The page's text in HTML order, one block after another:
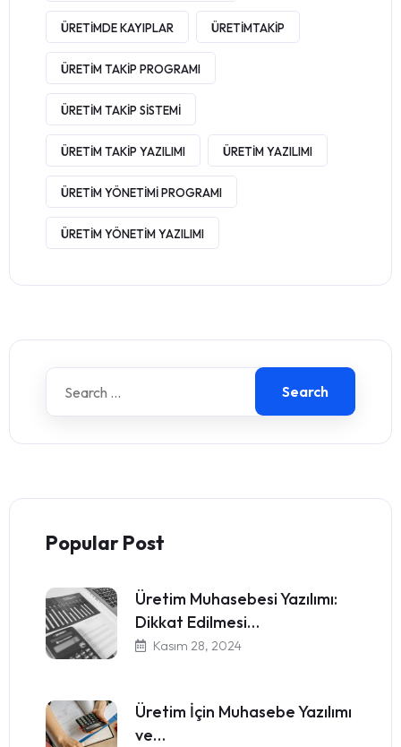
ÜRETIMDE KAYIPLAR ÜRETIMTAKIP
ÜRETIM TAKIP PROGRAMI
ÜRETIM TAKIP SISTEMI
ÜRETIM TAKIP YAZILIMI ÜRETIM YAZILIMI
ÜRETIM YÖNETIMI PROGRAMI
ÜRETIM YÖNETIM YAZILIMI
Search
Popular Post
Üretim Muhasebesi Yazılımı:
Dikkat Edilmesi…
Kasım 28, 2024
Üretim İçin Muhasebe Yazılımı
ve…